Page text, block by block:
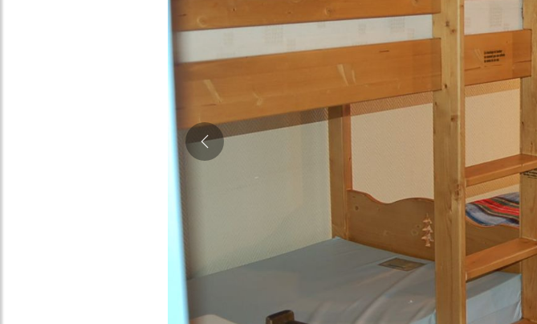
Précédent